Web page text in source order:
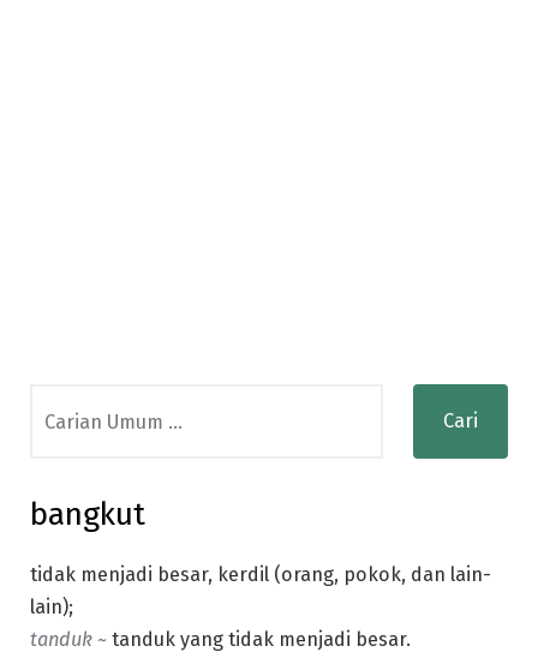
for:
bangkut
tidak menjadi besar, kerdil (orang, pokok, dan lain-
lain);
tanduk ~ tanduk yang tidak menjadi besar.